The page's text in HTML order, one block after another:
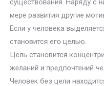
существования. Наряду с
мере развития другие
Если у человека
становится его целью.
Цель становится
желаний и предпочтений
Человек без цели